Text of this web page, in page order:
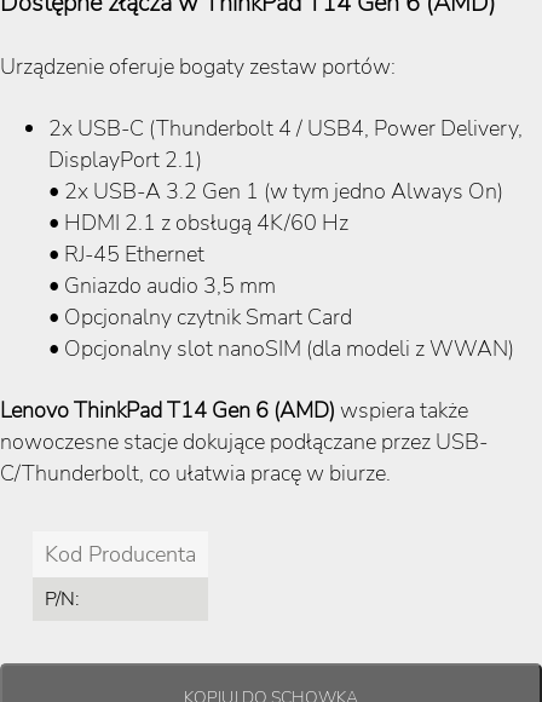
Urządzenie oferuje bogaty zestaw portów:
2x USB-C (Thunderbolt 4 / USB4, Power Delivery,
DisplayPort 2.1)
• 2x USB-A 3.2 Gen 1 (w tym jedno Always On)
• HDMI 2.1 z obsługą 4K/60 Hz
• RJ-45 Ethernet
• Gniazdo audio 3,5 mm
• Opcjonalny czytnik Smart Card
• Opcjonalny slot nanoSIM (dla modeli z WWAN)
Lenovo ThinkPad T14 Gen 6 (AMD) wspiera także
nowoczesne stacje dokujące podłączane przez USB-
C/Thunderbolt, co ułatwia pracę w biurze.
Kod Producenta
P/N: